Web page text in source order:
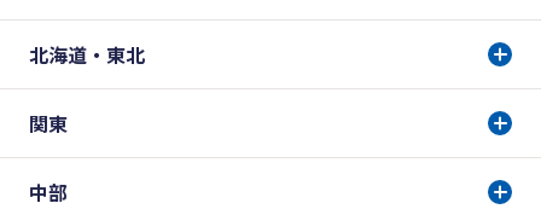
北海道・東北
関東
中部